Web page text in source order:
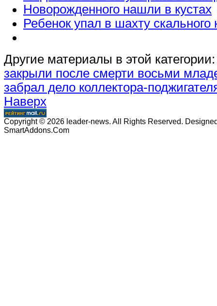
Новорожденного нашли в кустах
Ребенок упал в шахту скального
Другие материалы в этой категории:
закрыли после смерти восьми
забрал дело коллектора-
Наверх
Copyright © 2026 leader-news. All Rights Reserved.
SmartAddons.Com